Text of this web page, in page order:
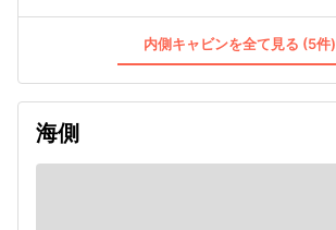
内側キャビンを全て見る (5件)
海側